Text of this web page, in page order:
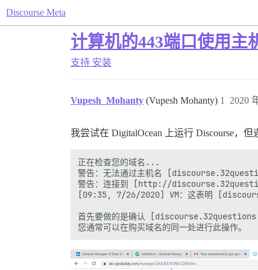
Discourse Meta
计算机的443端口使用主
支持 安装
Vupesh_Mohanty (Vupesh Mohanty) 2020
1
我尝试在 DigitalOcean 上运行 Discourse，但
正在检查您的域名...
警告：无法通过主机名
警告：连接到 [http://
[09:35, 7/26/2020] VM：这表明
首先要做的是确认